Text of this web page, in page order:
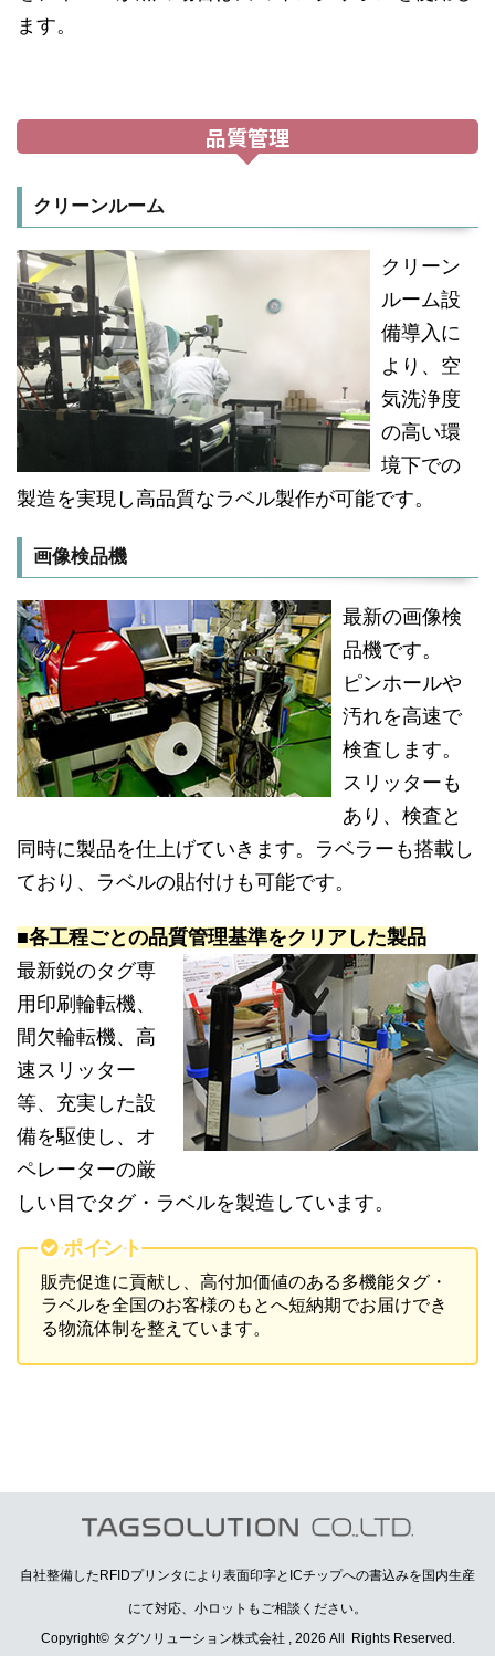
ます。
品質管理
クリーンルーム
クリーン
ルーム設
備導入に
より、空
気洗浄度
の高い環
境下での
製造を実現し高品質なラベル製作が可能です。
画像検品機
最新の画像検
品機です。
ピンホールや
汚れを高速で
検査します。
スリッターも
あり、検査と
同時に製品を仕上げていきます。ラベラーも搭載し
ており、ラベルの貼付けも可能です。
■各工程ごとの品質管理基準をクリアした製品
最新鋭のタグ専
用印刷輪転機、
間欠輪転機、高
速スリッター
等、充実した設
備を駆使し、オ
ペレーターの厳
しい目でタグ・ラベルを製造しています。
ポイント
販売促進に貢献し、高付加価値のある多機能タグ・
ラベルを全国のお客様のもとへ短納期でお届けでき
る物流体制を整えています。
自社整備したRFIDプリンタにより表面印字とICチップへの書込みを国内生産
にて対応、小ロットもご相談ください。
Copyright© タグソリューション株式会社 , 2026 All Rights Reserved.